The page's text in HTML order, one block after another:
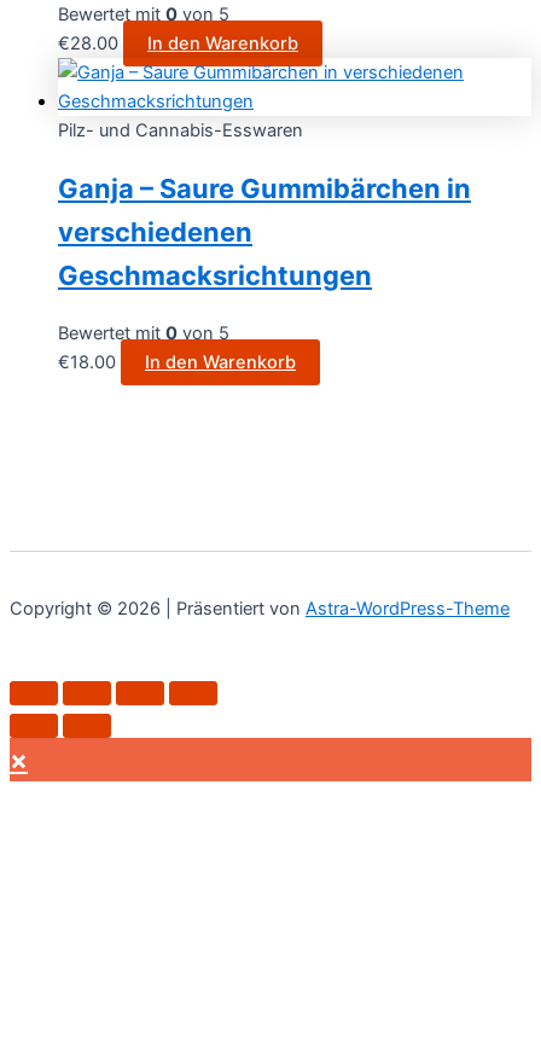
Bewertet mit 0 von 5
€28.00 In den Warenkorb
Pilz- und Cannabis-Esswaren
Ganja – Saure Gummibärchen in
verschiedenen
Geschmacksrichtungen
Bewertet mit 0 von 5
€18.00 In den Warenkorb
Copyright © 2026 | Präsentiert von Astra-WordPress-Theme
×